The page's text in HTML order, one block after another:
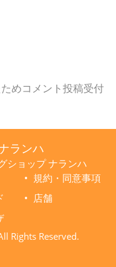
めコメント投稿受付
ランハ
ショップ ナランハ
規約・同意事項
店舗
Rights Reserved.